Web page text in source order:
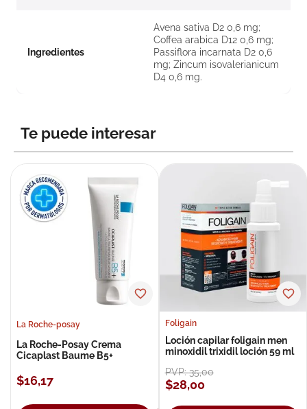
Ingredientes
Avena sativa D2 0,6 mg;
Coffea arabica D12 0,6 mg;
Passiflora incarnata D2 0,6
mg; Zincum isovalerianicum
D4 0,6 mg.
Te puede interesar
La Roche-posay
La Roche-Posay Crema
Cicaplast Baume B5+
$16,17
Foligain
Loción capilar foligain men
minoxidil trixidil loción 59 ml
PVP:35,00
$28,00